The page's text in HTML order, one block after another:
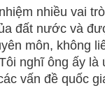
nhiều vai
đất nước và
môn, không
nghĩ ông ấy là
vấn đề quốc